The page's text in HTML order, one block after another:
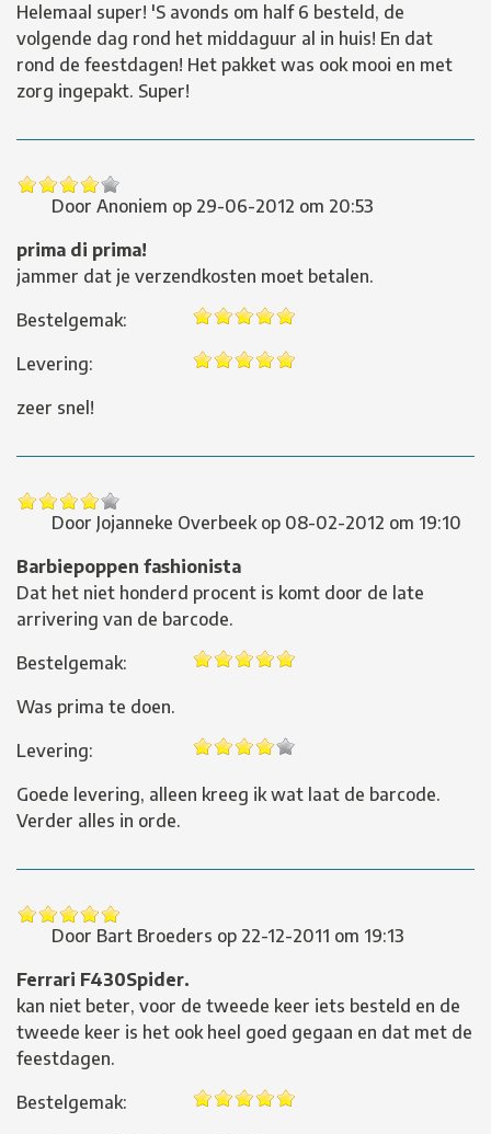
Helemaal super! 'S avonds om half 6 besteld, de
volgende dag rond het middaguur al in huis! En dat
rond de feestdagen! Het pakket was ook mooi en met
zorg ingepakt. Super!
Door Anoniem op 29-06-2012 om 20:53
prima di prima!
jammer dat je verzendkosten moet betalen.
Bestelgemak:
Levering:
zeer snel!
Door Jojanneke Overbeekop 08-02-2012 om 19:10
Barbiepoppen fashionista
Dat het niet honderd procent is komt door de late
arrivering van de barcode.
Bestelgemak:
Was prima te doen.
Levering:
Goede levering, alleen kreeg ik wat laat de barcode.
Verder alles in orde.
Door Bart Broeders op 22-12-2011 om 19:13
Ferrari F430Spider.
kan niet beter, voor de tweede keer iets besteld en de
tweede keer is het ook heel goed gegaan en dat met de
feestdagen.
Bestelgemak: